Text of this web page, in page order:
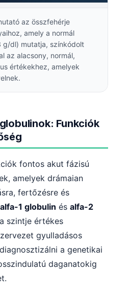
az összfehérje
amely a normál
dl) mutatja, színkódolt
az alacsony, normál,
értékekhez, amelyek
Funkciók
fontos akut fázisú
amelyek drámaian
fertőzésre és
alfa-1 globulin és alfa-2
szintje értékes
gyulladásos
a genetikai
daganatokig